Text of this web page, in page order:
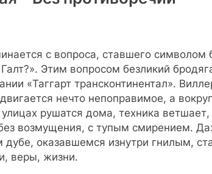
с вопроса, ставшего
Этим вопросом безликий
«Таггарт трансконтинентал».
нечто непоправимое, а
рушатся дома, техника
возмущения, с тупым смирением.
дубе, оказавшемся изнутри гнилым,
веры, жизни.